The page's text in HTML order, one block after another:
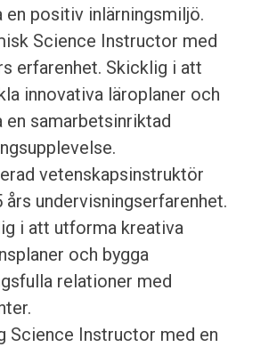
en positiv inlärningsmiljö.
Science Instructor med
erfarenhet. Skicklig i att
innovativa läroplaner och
en samarbetsinriktad
vetenskapsinstruktör
års undervisningserfarenhet.
i att utforma kreativa
och bygga
relationer med
Science Instructor med en